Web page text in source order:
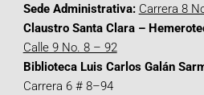
Sede Administrativa: Carrera 8
Claustro Santa Clara –
Calle 9 No. 8 – 92
Biblioteca Luis Carlos Galán
Carrera 6 # 8–94